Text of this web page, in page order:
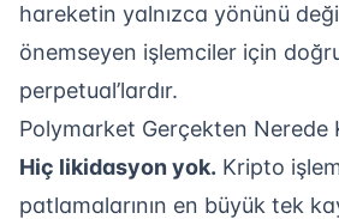
hareketin yalnızca yönünü
önemseyen işlemciler için
perpetual’lardır.
Polymarket Gerçekten Nerede
Hiç likidasyon yok. Kripto
patlamalarının en büyük tek